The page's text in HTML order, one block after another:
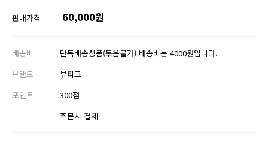
판매가격 60,000원
배송비
단독배송상품(묶음불가) 배송비는 4000원입니다.
브랜드
뷰티크
포인트
300점
주문시 결제